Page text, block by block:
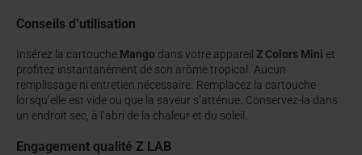
Conseils d’utilisation
Insérez la cartouche Mango dans votre appareil Z Colors Mini et
profitez instantanément de son arôme tropical. Aucun
remplissage ni entretien nécessaire. Remplacez la cartouche
lorsqu’elle est vide ou que la saveur s’atténue. Conservez-la dans
un endroit sec, à l’abri de la chaleur et du soleil.
Engagement qualité Z LAB